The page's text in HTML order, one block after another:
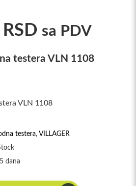
RSD sa PDV
testera VLN 1108
VLN 1108
testera, VILLAGER
dana